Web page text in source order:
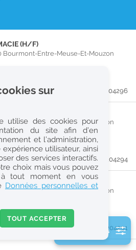
la France d'outre-mer
(H/F)
Bourmont-Entre-Meuse-Et-Mouzon
#204296
Bourmont-Entre-Meuse-Et-Mouzon
Logement
#204294
Bourmont-Entre-Meuse-Et-Mouzon
#204291
2 filtre(s) actifs
sur
utilise des cookies pour
du site afin d’en
et l’administration,
utilisateur, ainsi
des services interactifs.
choix mais vous pouvez
tout moment en vous
Données personnelles et
TOUT ACCEPTER